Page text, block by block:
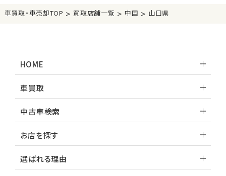
車買取・車売却TOP > 買取店舗一覧 > 中国 > 山口県
HOME
車買取
中古車検索
お店を探す
選ばれる理由